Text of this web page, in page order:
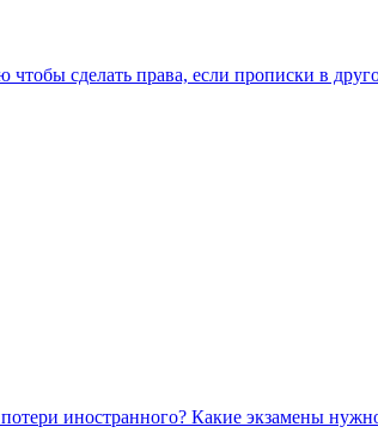
сделать права, если прописки в
иностранного? Какие экзамены